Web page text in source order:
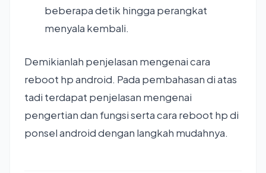
beberapa detik hingga perangkat
menyala kembali.
Demikianlah penjelasan mengenai cara
reboot hp android. Pada pembahasan di atas
tadi terdapat penjelasan mengenai
pengertian dan fungsi serta cara reboot hp di
ponsel android dengan langkah mudahnya.